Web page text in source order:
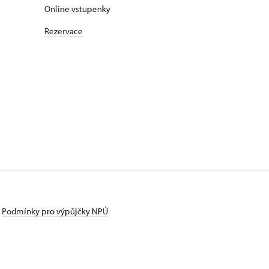
v muzikálu čiOnline vstupenky
Rezervace
Podmínky pro výpůjčky NPÚ